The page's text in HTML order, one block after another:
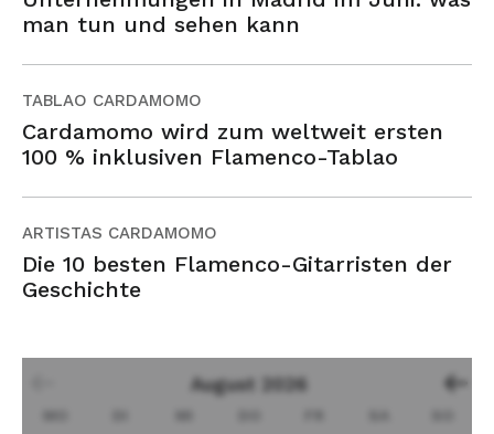
man tun und sehen kann
TABLAO CARDAMOMO
Cardamomo wird zum weltweit ersten
100 % inklusiven Flamenco-Tablao
ARTISTAS CARDAMOMO
Die 10 besten Flamenco-Gitarristen der
Geschichte